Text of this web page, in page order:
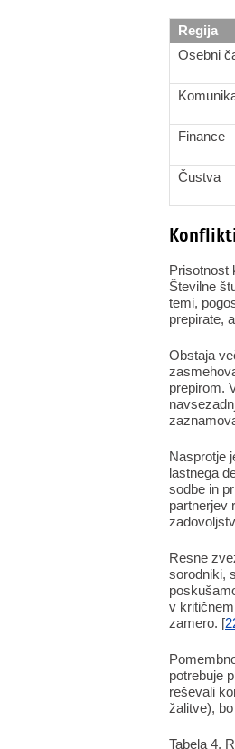
Regija
Osebni
Finance
Čustva
Prisotnost
Številne
temi,
prepirate,
Obstaja
prepirom.
Nasprotje
lastnega
sodbe in
partnerjev
Resne
sorodniki,
v
zamero. [
potrebuje
reševali
žalitve),
Tabela 4.